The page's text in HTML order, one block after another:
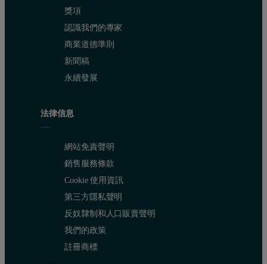
獎項
認識我們的專家
商業道德準則
新聞稿
永續發展
法律信息
網站免責聲明
銷售服務條款
Cookie 使用資訊
第三方隱私聲明
反奴隸制和人口販賣聲明
我們的政策
註冊商標